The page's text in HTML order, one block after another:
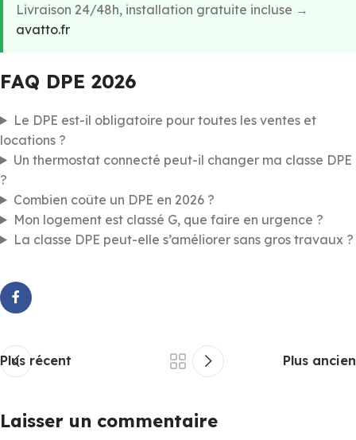
Livraison 24/48h, installation gratuite incluse →
avatto.fr
FAQ DPE 2026
Le DPE est-il obligatoire pour toutes les ventes et
locations ?
Un thermostat connecté peut-il changer ma classe DPE
?
Combien coûte un DPE en 2026 ?
Mon logement est classé G, que faire en urgence ?
La classe DPE peut-elle s’améliorer sans gros travaux ?
Plus récent Plus ancien
Laisser un commentaire